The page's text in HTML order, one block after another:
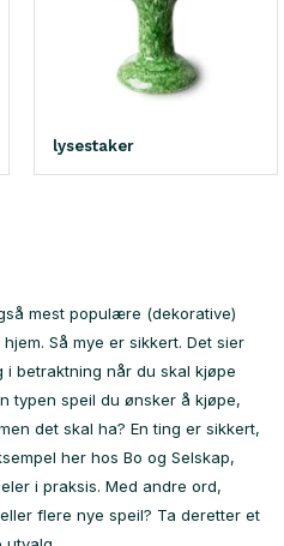
lysestaker
mest populære (dekorative)
Så mye er sikkert. Det sier
betraktning når du skal kjøpe
typen speil du ønsker å kjøpe,
det skal ha? En ting er sikkert,
her hos Bo og Selskap,
i praksis. Med andre ord,
flere nye speil? Ta deretter et